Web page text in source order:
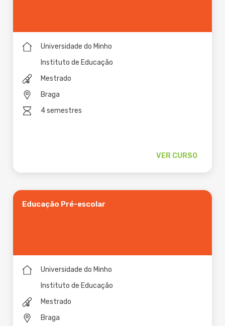
Universidade do Minho
Instituto de Educação
Mestrado
Braga
4 semestres
VER CURSO
Educação Pré-escolar
Universidade do Minho
Instituto de Educação
Mestrado
Braga